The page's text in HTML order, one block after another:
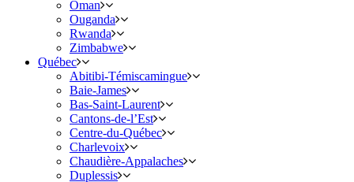
Oman
Ouganda
Rwanda
Zimbabwe
Québec
Abitibi-Témiscamingue
Baie-James
Bas-Saint-Laurent
Cantons-de-l’Est
Centre-du-Québec
Charlevoix
Chaudière-Appalaches
Duplessis